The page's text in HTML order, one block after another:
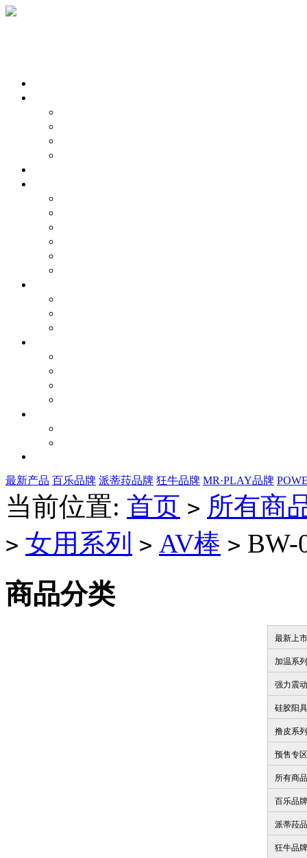
最新产品 百乐品牌 派蒂菈品牌 狂牛品牌 MR·PLAY品牌
当前位置: 首页 > 所有商
> 女用系列 > AV棒 > BW-
商品分类
最新上市
加温系列
强力震动
硅胶阳具
撸皮系列
预售专区
所有商品
百乐品牌
派蒂菈
狂牛品牌